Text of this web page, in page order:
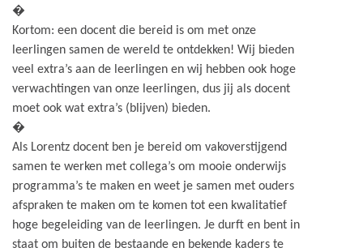
�
Kortom: een docent die bereid is om met onze
leerlingen samen de wereld te ontdekken! Wij bieden
veel extra’s aan de leerlingen en wij hebben ook hoge
verwachtingen van onze leerlingen, dus jij als docent
moet ook wat extra’s (blijven) bieden.
�
Als Lorentz docent ben je bereid om vakoverstijgend
samen te werken met collega’s om mooie onderwijs
programma’s te maken en weet je samen met ouders
afspraken te maken om te komen tot een kwalitatief
hoge begeleiding van de leerlingen. Je durft en bent in
staat om buiten de bestaande en bekende kaders te